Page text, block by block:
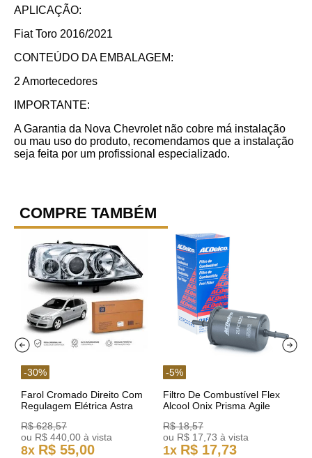
APLICAÇÃO:
Fiat Toro 2016/2021
CONTEÚDO DA EMBALAGEM:
2 Amortecedores
IMPORTANTE:
A Garantia da Nova Chevrolet não cobre má instalação
ou mau uso do produto, recomendamos que a instalação
seja feita por um profissional especializado.
COMPRE TAMBÉM
-30%
Farol Cromado Direito Com
Regulagem Elétrica Astra
R$ 628,57
ou R$ 440 00 à vista
8x R$ 55,00
-5%
Filtro De Combustível Flex
Alcool Onix Prisma Agile
25FC0225 ACDelco
R$ 18,57
ou R$ 17 73 à vista
1x R$ 17,73